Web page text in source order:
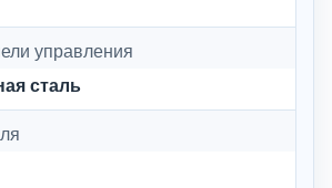
управления
сталь